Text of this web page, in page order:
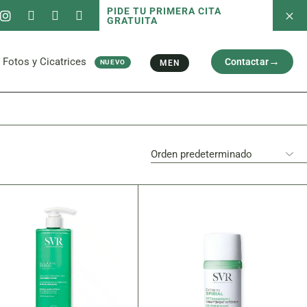
PIDE TU PRIMERA CITA
GRATUITA
Brazos y Piernas
Capilar
servicios
Fotos y Cicatrices NUEVO
Fotos antes/después
MEN
Cara
Contactar
Brazos y Piernas
serviciosFotos antes/después